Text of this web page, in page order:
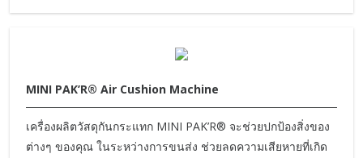
MINI PAK’R® Air Cushion Machine
เครื่องผลิตวัสดุกันกระแทก MINI PAK’R® จะช่วยปกป้องสิ่งของ
ต่างๆ ของคุณ ในระหว่างการขนส่ง ช่วยลดความเสียหายที่เกิด